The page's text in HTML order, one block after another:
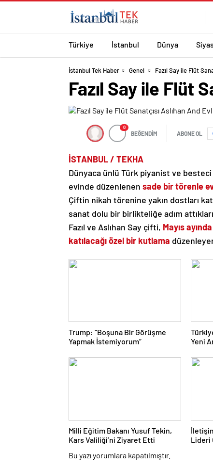
Türkiye İstanbul Dünya
İstanbul Tek Haber Genel Fazıl Say ile Flüt
Fazıl Say ile Flüt
0
BEĞENDİM ABONE OL
İSTANBUL / TEKHA
Dünyaca ünlü Türk piyanist ve besteci
evinde düzenlenen sade bir törenle
Çiftin nikah törenine yakın dostları
sanat dolu bir birlikteliğe adım
Fazıl ve Aslıhan Say çifti, Mayıs
katılacağı özel bir kutlama
Trump: “Boşuna Bir Görüşme
Yapmak İstemiyorum”
Yeni
Milli Eğitim Bakanı Yusuf Tekin,
Kars Valiliği’ni Ziyaret Etti
Lideri
Bu yazı yorumlara kapatılmıştır.